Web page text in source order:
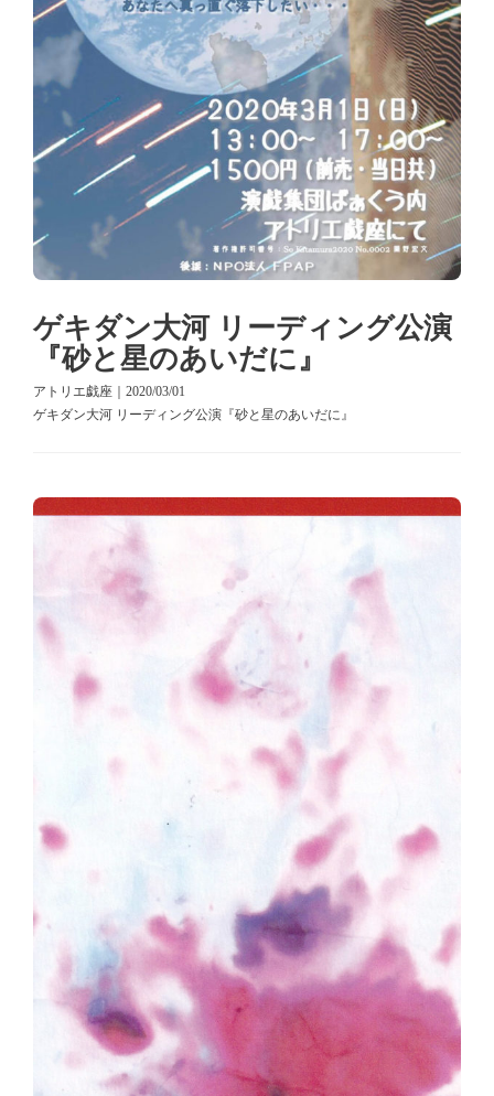
ゲキダン大河 リーディング公演
『砂と星のあいだに』
アトリエ戯座｜2020/03/01
ゲキダン大河 リーディング公演『砂と星のあいだに』